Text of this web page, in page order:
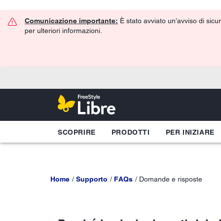
Comunicazione importante: È stato avviato un’avviso di
per ulteriori informazioni.
SCOPRIRE PRODOTTI PER INIZIARE
Home Supporto FAQs Domande e risposte